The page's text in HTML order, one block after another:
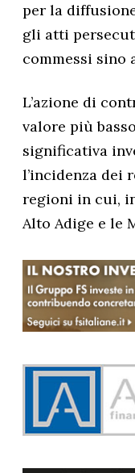
per la
gli atti
commessi sino
L’azione di
valore più
significativa
l’incidenza dei
regioni in cui,
Alto Adige e le